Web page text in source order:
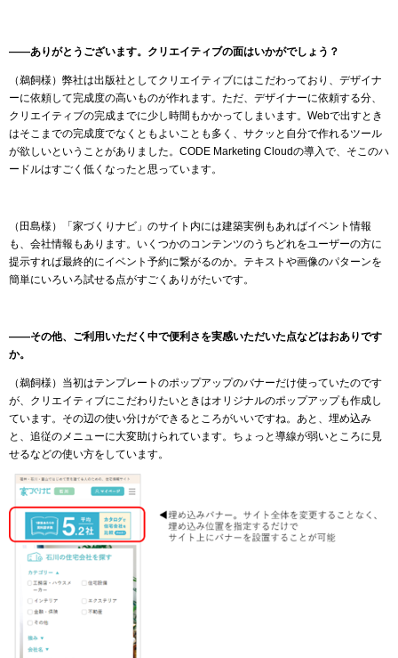
――ありがとうございます。クリエイティブの面はいかがでしょう？
（鵜飼様）弊社は出版社としてクリエイティブにはこだわっており、デザイナ
ーに依頼して完成度の高いものが作れます。ただ、デザイナーに依頼する分、
クリエイティブの完成までに少し時間もかかってしまいます。Webで出すとき
はそこまでの完成度でなくともよいことも多く、サクッと自分で作れるツール
が欲しいということがありました。CODE Marketing Cloudの導入で、そこのハ
ードルはすごく低くなったと思っています。
（田島様）「家づくりナビ」のサイト内には建築実例もあればイベント情報
も、会社情報もあります。いくつかのコンテンツのうちどれをユーザーの方に
提示すれば最終的にイベント予約に繋がるのか。テキストや画像のパターンを
簡単にいろいろ試せる点がすごくありがたいです。
――その他、ご利用いただく中で便利さを実感いただいた点などはおありです
か。
（鵜飼様）当初はテンプレートのポップアップのバナーだけ使っていたのです
が、クリエイティブにこだわりたいときはオリジナルのポップアップも作成し
ています。その辺の使い分けができるところがいいですね。あと、埋め込み
と、追従のメニューに大変助けられています。ちょっと導線が弱いところに見
せるなどの使い方をしています。